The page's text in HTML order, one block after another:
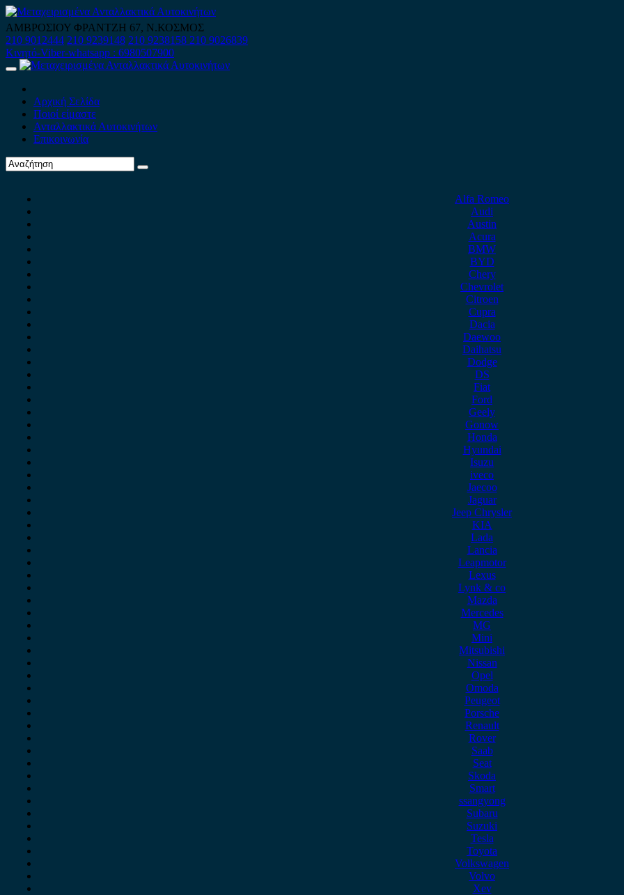
Skip
to
content
ΑΜΒΡΟΣΙΟΥ ΦΡΑΝΤΖΗ 67, Ν.ΚΟΣΜΟΣ
210 9012444 210 9239148 210 9238158 210 9026839
Κινητό-Viber-whatsapp : 6980507900
Primary
Αρχική Σελίδα
Ποιοί είμαστε
Ανταλλακτικά Αυτοκινήτων
Επικοινωνία
Alfa Romeo
Audi
Austin
Acura
BMW
BYD
Chery
Chevrolet
Citroen
Cupra
Dacia
Daewoo
Daihatsu
Dodge
DS
Fiat
Ford
Geely
Gonow
Honda
Hyundai
Isuzu
iveco
Jaecoo
Jaguar
Jeep Chrysler
KIA
Lada
Lancia
Leapmotor
Lexus
Lynk & co
Mazda
Mercedes
MG
Mini
Mitsubishi
Nissan
Opel
Omoda
Peugeot
Porsche
Renault
Rover
Saab
Seat
Skoda
Smart
ssangyong
Subaru
Suzuki
Tesla
Toyota
Volkswagen
Volvo
Xev